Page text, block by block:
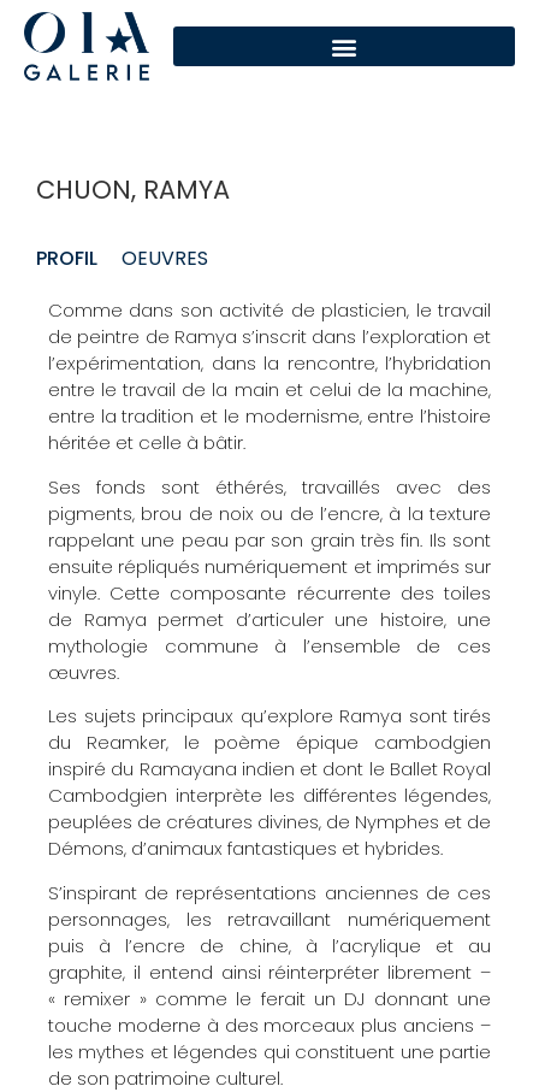
CHUON, RAMYA
PROFIL OEUVRES
Comme dans son activité de plasticien, le travail
de peintre de Ramya s’inscrit dans l’exploration et
l’expérimentation, dans la rencontre, l’hybridation
entre le travail de la main et celui de la machine,
entre la tradition et le modernisme, entre l’histoire
héritée et celle à bâtir.
Ses fonds sont éthérés, travaillés avec des
pigments, brou de noix ou de l’encre, à la texture
rappelant une peau par son grain très fin. Ils sont
ensuite répliqués numériquement et imprimés sur
vinyle. Cette composante récurrente des toiles
de Ramya permet d’articuler une histoire, une
mythologie commune à l’ensemble de ces
œuvres.
Les sujets principaux qu’explore Ramya sont tirés
du Reamker, le poème épique cambodgien
inspiré du Ramayana indien et dont le Ballet Royal
Cambodgien interprète les différentes légendes,
peuplées de créatures divines, de Nymphes et de
Démons, d’animaux fantastiques et hybrides.
S’inspirant de représentations anciennes de ces
personnages, les retravaillant numériquement
puis à l’encre de chine, à l’acrylique et au
graphite, il entend ainsi réinterpréter librement –
« remixer » comme le ferait un DJ donnant une
touche moderne à des morceaux plus anciens –
les mythes et légendes qui constituent une partie
de son patrimoine culturel.